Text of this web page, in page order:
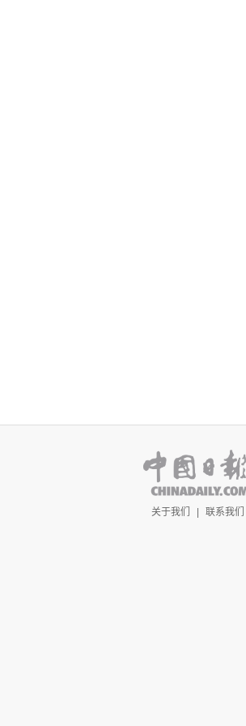
关于我们 联系我们